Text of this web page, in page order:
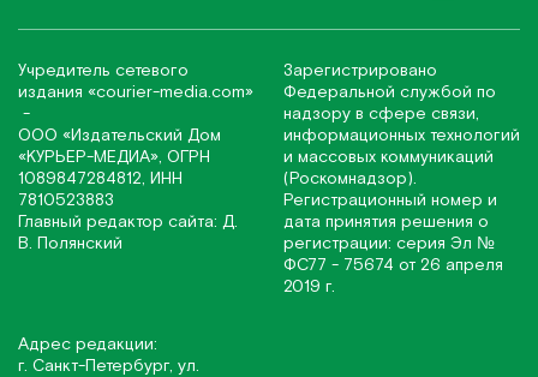
Учредитель сетевого
издания «соurier-media.com»
-
ООО «Издательский Дом
«КУРЬЕР-МЕДИА», ОГРН
1089847284812, ИНН
7810523883
Главный редактор сайта: Д.
В. Полянский
Зарегистрировано
Федеральной службой по
надзору в сфере связи,
информационных технологий
и массовых коммуникаций
(Роскомнадзор).
Регистрационный номер и
дата принятия решения о
регистрации: серия Эл №
ФС77 - 75674 от 26 апреля
2019 г.
Адрес редакции:
г. Санкт-Петербург, ул.